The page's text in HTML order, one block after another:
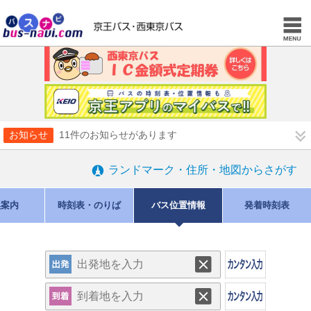
お知らせ 11件のお知らせがあります
ランドマーク・住所・地図からさがす
内 時刻表・のりば バス位置情報 発着時刻表